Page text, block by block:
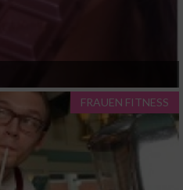
FRAUEN FITNESS